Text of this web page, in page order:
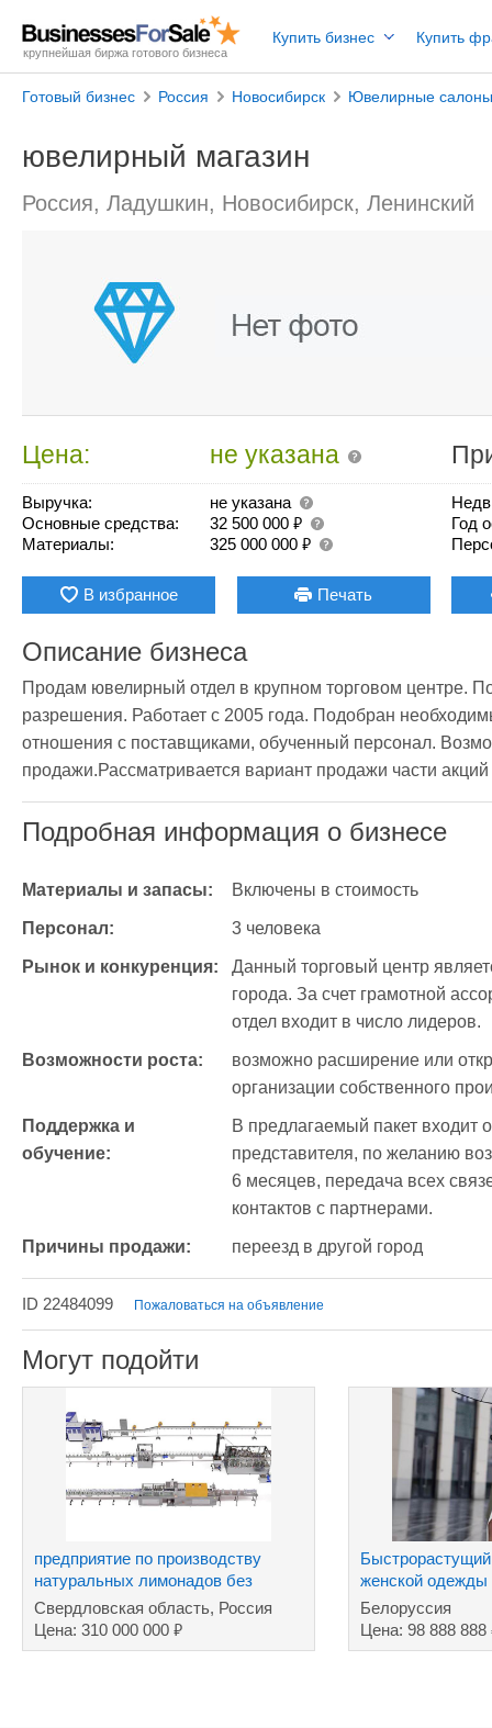
крупнейшая биржа готового бизнеса
Купить бизнес Купить
Готовый бизнес Россия Новосибирск Ювелирные салоны
ювелирный магазин
Россия, Ладушкин, Новосибирск, Ленинский
Цена: не указана
Выручка:
не указана
Основные средства:
32 500 000₽
Материалы: 325 000 000₽
Год
В избранное Печать
Описание бизнеса
Продам ювелирный отдел в крупном торговом центре.
разрешения. Работает с 2005 года. Подобран
отношения с поставщиками, обученный персонал.
продажи.Рассматривается вариант продажи части
Подробная информация о бизнесе
Материалы и запасы: Включены в стоимость
Персонал: 3 человека
Рынок и конкуренция:
Данный торговый центр
города. За счет грамотной
отдел входит в число лидеров.
Возможности роста:
возможно расширение или
организации собственного
Поддержка и
обучение:
В предлагаемый пакет входит
представителя, по желанию
6 месяцев, передача всех
контактов с партнерами.
Причины продажи: переезд в другой город
ID 22484099 Пожаловаться на объявление
Могут подойти
предприятие пo производству
натуральных лимонадов без
сахара
Свердловская область, Россия
Цена: 310 000 000 ₽
женской
производством
Белоруссия
Цена: 98 888 888